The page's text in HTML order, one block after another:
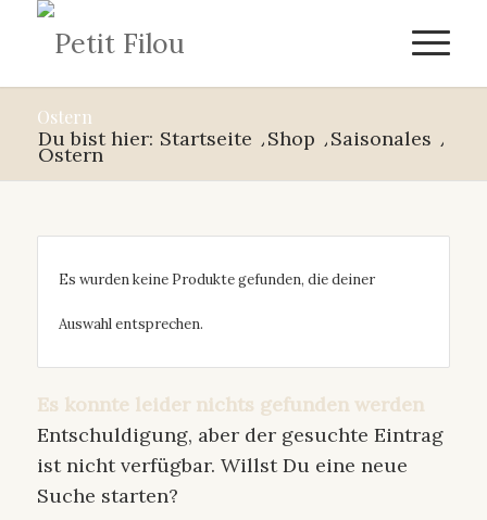
Ostern
Du bist hier: Startseite /Shop /Saisonales /
Ostern
Es wurden keine Produkte gefunden, die deiner
Auswahl entsprechen.
Es konnte leider nichts gefunden werden
Entschuldigung, aber der gesuchte Eintrag
ist nicht verfügbar. Willst Du eine neue
Suche starten?